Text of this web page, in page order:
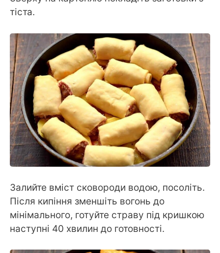
тіста.
Залийте вміст сковороди водою, посоліть.
Після кипіння зменшіть вогонь до
мінімального, готуйте страву під кришкою
наступні 40 хвилин до готовності.